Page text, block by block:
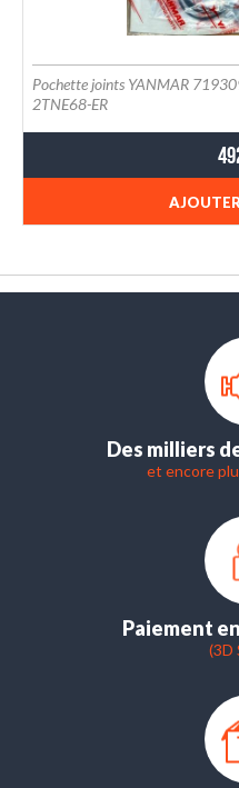
Pochette joints YANMAR
2TNE68-ER
Des milliers
et encore
Paiement
(3D